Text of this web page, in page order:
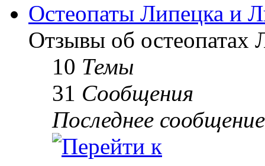
Остеопаты Липецка и
Отзывы об остеопатах
10 Темы
31 Сообщения
Последнее сообщение